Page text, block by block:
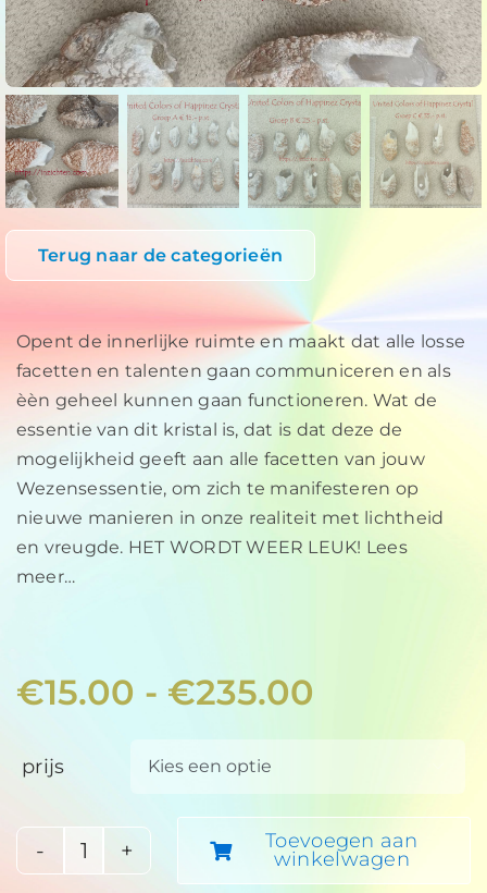
Terug naar de categorieën
Opent de innerlijke ruimte en maakt dat alle losse
facetten en talenten gaan communiceren en als
èèn geheel kunnen gaan functioneren. Wat de
essentie van dit kristal is, dat is dat deze de
mogelijkheid geeft aan alle facetten van jouw
Wezensessentie, om zich te manifesteren op
nieuwe manieren in onze realiteit met lichtheid
en vreugde. HET WORDT WEER LEUK! Lees
meer…
€15.00 - €235.00
€15.00
€235.00
prijs
United
Toevoegen aan
winkelwagen